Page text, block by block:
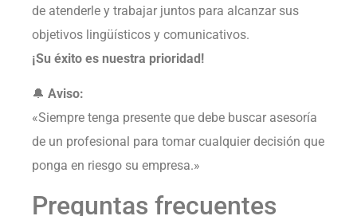
de atenderle y trabajar juntos para alcanzar sus
objetivos lingüísticos y comunicativos.
¡Su éxito es nuestra prioridad!
🔔 Aviso:
«Siempre tenga presente que debe buscar asesoría
de un profesional para tomar cualquier decisión que
ponga en riesgo su empresa.»
Preguntas frecuentes